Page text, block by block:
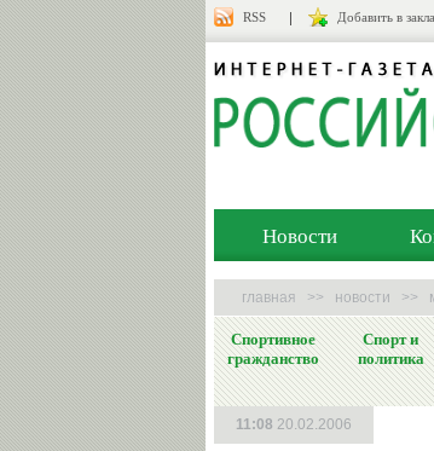
RSS Добавить в
Новости
главная >> новости >>
Спортивное
гражданство
Спорт и
политика
11:08 20.02.2006